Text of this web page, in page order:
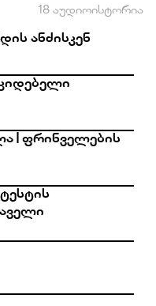
18 აუდიოისტორია
ანძისკენ
| ფრინველების